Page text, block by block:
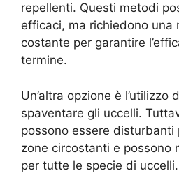
repellenti. Questi metodi
efficaci, ma richiedono una
costante per garantire
termine.
Un’altra opzione è l’utilizzo
spaventare gli uccelli.
possono essere
zone circostanti e possono
per tutte le specie di uccelli.